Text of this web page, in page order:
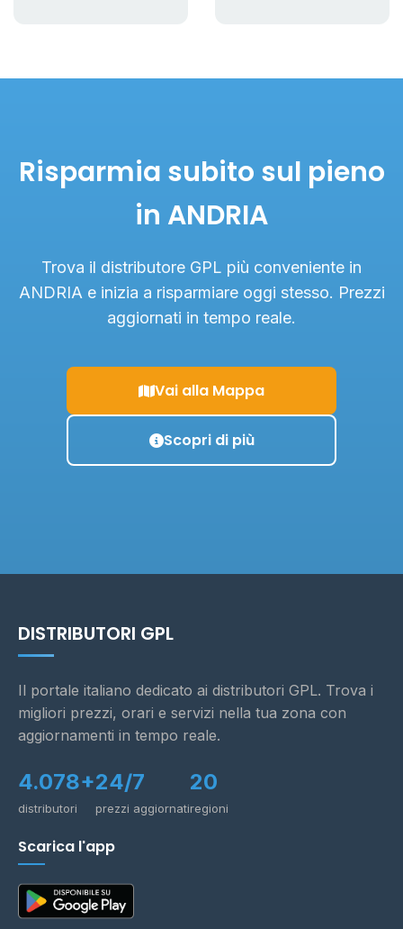
Risparmia subito sul pieno
in ANDRIA
Trova il distributore GPL più conveniente in
ANDRIA e inizia a risparmiare oggi stesso. Prezzi
aggiornati in tempo reale.
Vai alla Mappa
Scopri di più
DISTRIBUTORI GPL
Il portale italiano dedicato ai distributori GPL. Trova i
migliori prezzi, orari e servizi nella tua zona con
aggiornamenti in tempo reale.
4.078+
distributori
24/7
prezzi aggiornati
20
regioni
Scarica l'app